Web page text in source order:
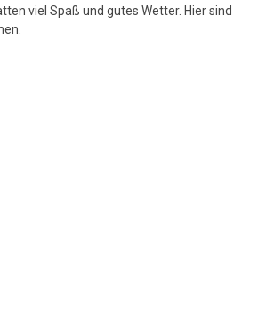
viel Spaß und gutes Wetter. Hier sind